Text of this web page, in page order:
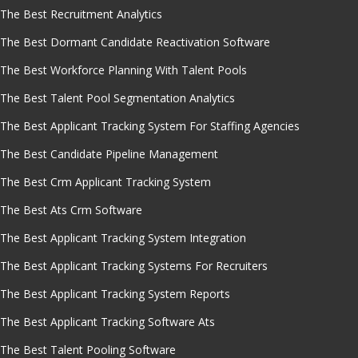
The Best Recruitment Analytics
The Best Dormant Candidate Reactivation Software
The Best Workforce Planning With Talent Pools
The Best Talent Pool Segmentation Analytics
The Best Applicant Tracking System For Staffing Agencies
The Best Candidate Pipeline Management
The Best Crm Applicant Tracking System
The Best Ats Crm Software
The Best Applicant Tracking System Integration
The Best Applicant Tracking Systems For Recruiters
The Best Applicant Tracking System Reports
The Best Applicant Tracking Software Ats
The Best Talent Pooling Software